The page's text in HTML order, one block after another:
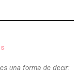
una forma de decir: